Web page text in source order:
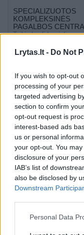
Lrytas.lt - Do Not
If you wish to opt-out
processing of your
targeted advertising
section to confirm
opt-out request is
interest-based ads
us or personal
your opt-out. You
disclosure of your
IAB’s list of
also be disclosed by
Downstream
Personal Data
SPECIALIZUOTOS
KOMPLEKSINĖS
PAGALBOS
Teikia konfidencialią,
pagalbą smurtą artimoje
aplinkoje patyrusiems
LINIJA DOVERIJA
Emocinė parama
jaunimui rusų k., budi
savanoriai konsultantai
ANKSTUKŲ
LINIJA
Nemokama psichologinė
pagalba
KRIZIŲ ĮVEIKIMO
CENTRAS
konsultacijos gyvai, per
Mūsų savanoriai